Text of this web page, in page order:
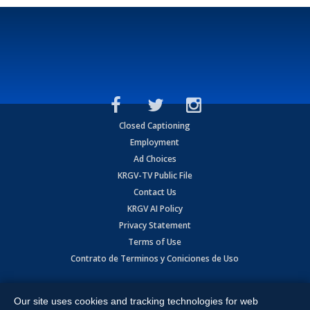
Closed Captioning
Employment
Ad Choices
KRGV-TV Public File
Contact Us
KRGV AI Policy
Privacy Statement
Terms of Use
Contrato de Terminos y Coniciones de Uso
Expressway, Weslaco, TX 78596.
Our site uses cookies and tracking technologies for web